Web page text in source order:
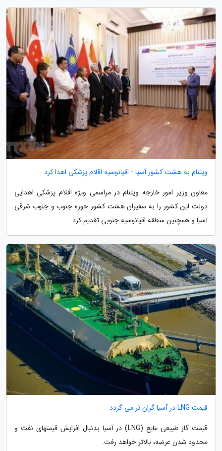
ویتنام به هشت کشور آسیا - اقیانوسیه اقلام پزشکی اهدا کرد
معاون وزیر امور خارجه ویتنام در مراسمی ویژه اقلام پزشکی اهدایی
دولت این کشور را به سفیران هشت کشور حوزه جنوب و جنوب شرقی
آسیا و همچنین منطقه اقیانوسیه جنوبی تقدیم کرد.
قیمت LNG در آسیا گران تر می گردد
قیمت گاز طبیعی مایع (LNG) در آسیا بدنبال افزایش قیمتهای نفت و
محدود شدن عرضه، بالاتر خواهد رفت.